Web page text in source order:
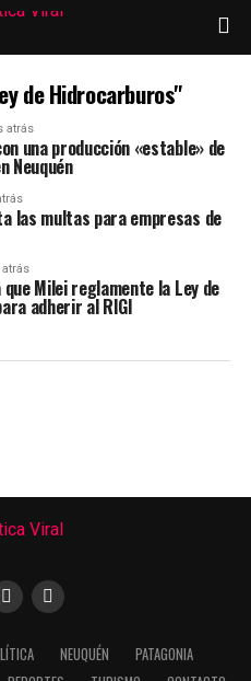
de Hidrocarburos"
atrás
una producción «estable» de
Neuquén
las multas para empresas de
Milei reglamente la Ley de
adherir al RIGI
NEUQUÉN
PATAGONIA